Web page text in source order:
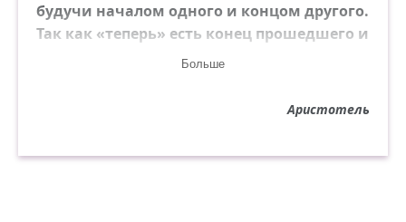
будучи началом одного и концом другого.
Так как «теперь» есть конец прошедшего и
начало будущего, то время всегда
Больше
Аристотель